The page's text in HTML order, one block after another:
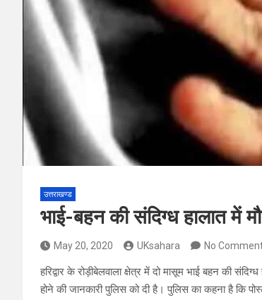
उत्तराखण्ड
भाई-बहन की संदिग्ध हालात में
May 20, 2020 UKsahara No
हरिद्वार के रोड़ीबेलवाला क्षेत्र में दो मासूम भाई बहन की
होने की जानकारी पुलिस को दी है। पुलिस का कहना है कि